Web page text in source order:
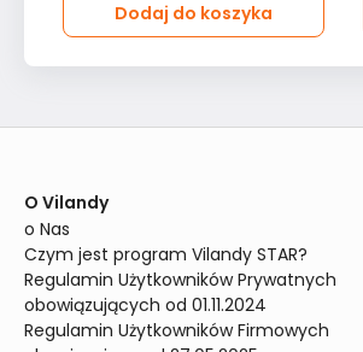
Dodaj do koszyka
O Vilandy
o Nas
Czym jest program Vilandy STAR?
Regulamin Użytkowników Prywatnych
obowiązujących od 01.11.2024
Regulamin Użytkowników Firmowych